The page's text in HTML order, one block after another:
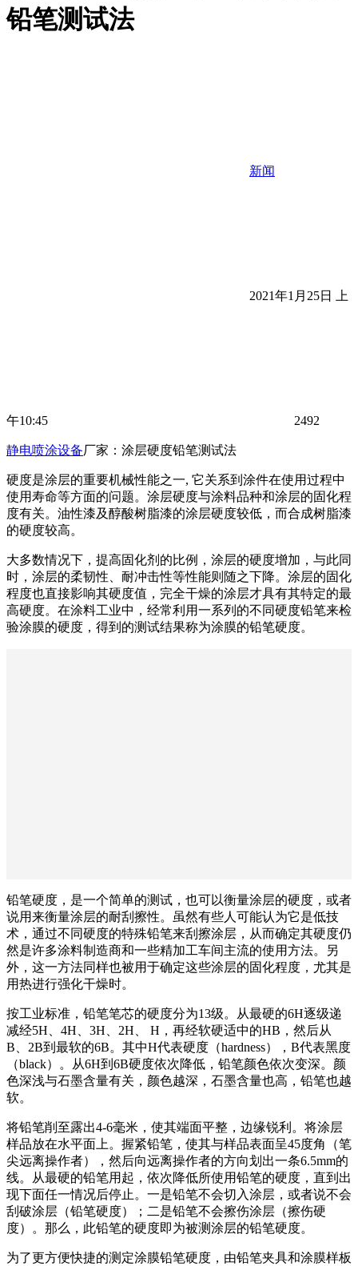
铅笔测试法
新闻
2021年1月25日 上
午10:45 2492
静电喷涂设备厂家：涂层硬度铅笔测试法
硬度是涂层的重要机械性能之一, 它关系到涂件在使用过程中
使用寿命等方面的问题。涂层硬度与涂料品种和涂层的固化程
度有关。油性漆及醇酸树脂漆的涂层硬度较低，而合成树脂漆
的硬度较高。
大多数情况下，提高固化剂的比例，涂层的硬度增加，与此同
时，涂层的柔韧性、耐冲击性等性能则随之下降。涂层的固化
程度也直接影响其硬度值，完全干燥的涂层才具有其特定的最
高硬度。在涂料工业中，经常利用一系列的不同硬度铅笔来检
验涂膜的硬度，得到的测试结果称为涂膜的铅笔硬度。
铅笔硬度，是一个简单的测试，也可以衡量涂层的硬度，或者
说用来衡量涂层的耐刮擦性。虽然有些人可能认为它是低技
术，通过不同硬度的特殊铅笔来刮擦涂层，从而确定其硬度仍
然是许多涂料制造商和一些精加工车间主流的使用方法。另
外，这一方法同样也被用于确定这些涂层的固化程度，尤其是
用热进行强化干燥时。
按工业标准，铅笔笔芯的硬度分为13级。从最硬的6H逐级递
减经5H、4H、3H、2H、 H，再经软硬适中的HB，然后从
B、2B到最软的6B。其中H代表硬度（hardness），B代表黑度
（black）。从6H到6B硬度依次降低，铅笔颜色依次变深。颜
色深浅与石墨含量有关，颜色越深，石墨含量也高，铅笔也越
软。
将铅笔削至露出4-6毫米，使其端面平整，边缘锐利。将涂层
样品放在水平面上。握紧铅笔，使其与样品表面呈45度角（笔
尖远离操作者），然后向远离操作者的方向划出一条6.5mm的
线。从最硬的铅笔用起，依次降低所使用铅笔的硬度，直到出
现下面任一情况后停止。一是铅笔不会切入涂层，或者说不会
刮破涂层（铅笔硬度）；二是铅笔不会擦伤涂层（擦伤硬
度）。那么，此铅笔的硬度即为被测涂层的铅笔硬度。
为了更方便快捷的测定涂膜铅笔硬度，由铅笔夹具和涂膜样板